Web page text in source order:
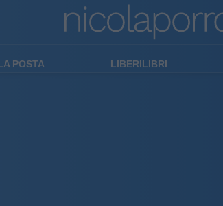
POSTA LIBERILIBRI